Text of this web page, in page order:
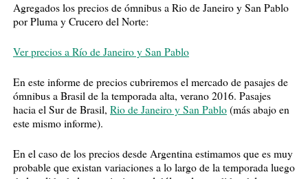
Agregados los precios de ómnibus a Rio de Janeiro y San Pablo
por Pluma y Crucero del Norte:
Ver precios a Río de Janeiro y San Pablo
En este informe de precios cubriremos el mercado de pasajes de
ómnibus a Brasil de la temporada alta, verano 2016. Pasajes
hacia el Sur de Brasil, Rio de Janeiro y San Pablo(más abajo en
este mismo informe).
En el caso de los precios desde Argentina estimamos que es muy
probable que existan variaciones a lo largo de la temporada luego